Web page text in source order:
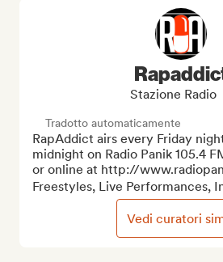
Stazione Radio
Tradotto automaticamente
RapAddict airs every Friday
midnight on Radio Panik 105.4
or online at http://
Freestyles, Live Performances,
Vedi curatori